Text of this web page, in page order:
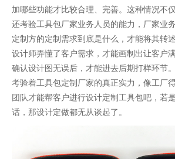
加哪些功能才比较合理、完善。这种情况不
还考验工具包厂家业务人员的能力，厂家业
定制方的定制需求到底是什么，才能将其转
设计师弄懂了客户需求，才能画制出让客户
确认设计图无误后，才能进去后期打样环节
考验着工具包定制厂家的真正实力，像工厂
团队才能帮客户进行设计定制工具包吧，若
话，那设计定做都无从谈起了。